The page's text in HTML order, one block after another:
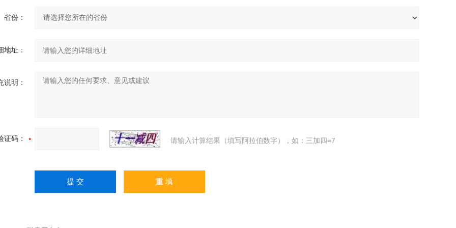
省份：
地址：
说明：
证码： 请输入计算结果（填写阿拉伯数字），如：三加四=7